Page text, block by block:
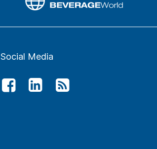
Social Media